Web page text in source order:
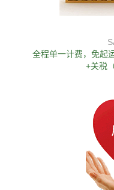
全程单一计费，免起
+关税